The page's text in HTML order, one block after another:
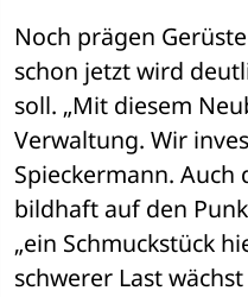
Noch prägen
schon jetzt wird
soll. „Mit diesem
Verwaltung. Wir
Spieckermann.
bildhaft auf den
„ein Schmuckstück
schwerer Last